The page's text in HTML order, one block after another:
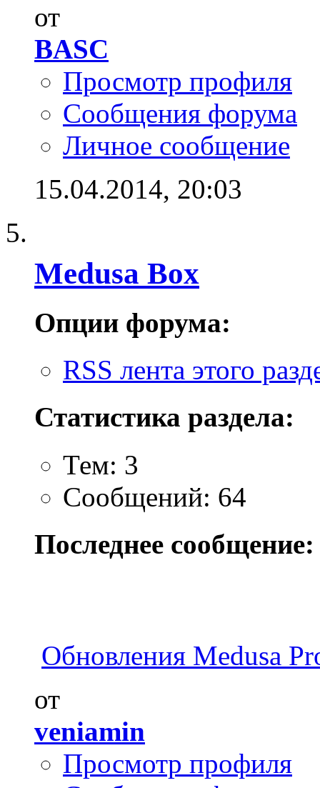
от
BASC
Просмотр профиля
Сообщения форума
Личное сообщение
15.04.2014, 20:03
Medusa Box
Опции форума:
RSS лента этого
Статистика раздела:
Тем: 3
Сообщений: 64
Последнее сообщение:
Обновления Medusa
от
veniamin
Просмотр профиля